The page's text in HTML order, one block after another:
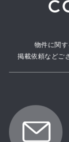
物件に関
掲載依頼などご